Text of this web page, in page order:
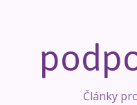
Články